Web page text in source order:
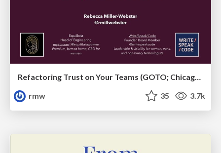
Refactoring Trust on Your Teams (GOTO; Chicago 2020)
rmw
35 3.7k